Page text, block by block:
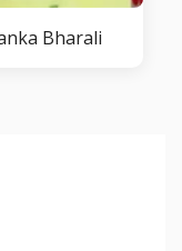
Bharali